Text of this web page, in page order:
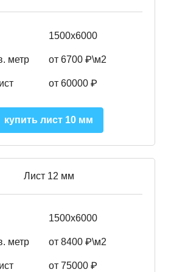
1500х6000
метр от 6700 ₽\м2
от 60000 ₽
купить лист 10 мм
Лист 12 мм
1500х6000
метр от 8400 ₽\м2
от 75000 ₽